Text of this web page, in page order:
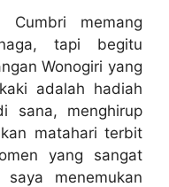
Cumbri memang
tapi begitu
Wonogiri yang
adalah hadiah
sana, menghirup
matahari terbit
yang sangat
menemukan